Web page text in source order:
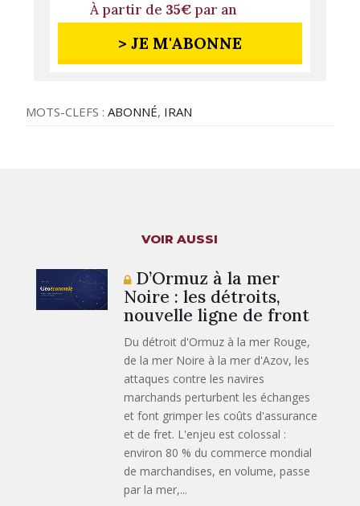
À partir de 35€par an
> JE M'ABONNE
MOTS-CLEFS :ABONNÉ, IRAN
VOIR AUSSI
D’Ormuz à la mer
Noire : les détroits,
nouvelle ligne de front
Du détroit d'Ormuz à la mer Rouge,
de la mer Noire à la mer d'Azov, les
attaques contre les navires
marchands perturbent les échanges
et font grimper les coûts d'assurance
et de fret. L'enjeu est colossal :
environ 80 % du commerce mondial
de marchandises, en volume, passe
par la mer,...